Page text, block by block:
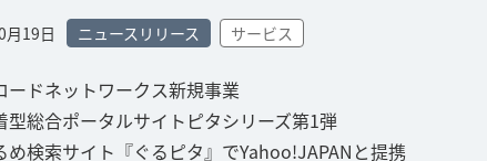
月19日 ニュースリリース サービス
ードネットワークス新規事業
型総合ポータルサイトピタシリーズ第1弾
め検索サイト『ぐるピタ』でYahoo!JAPANと提携